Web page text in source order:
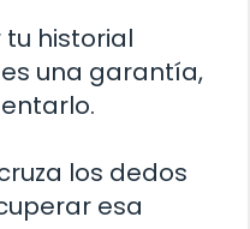
tu historial
una garantía,
los dedos
esa